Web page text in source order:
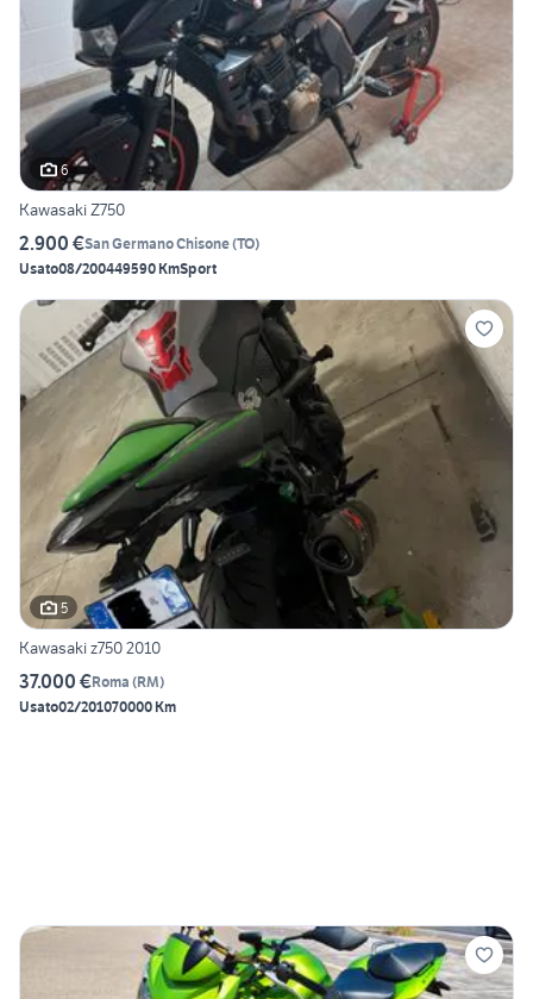
6
Kawasaki Z750
2.900 €San Germano Chisone(TO)
Usato08/200449590 KmSport
5
Kawasaki z750 2010
37.000 €Roma (RM)
Usato02/201070000 Km